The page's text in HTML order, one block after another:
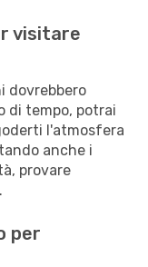
visitare
dovrebbero
di tempo, potrai
l'atmosfera
anche i
provare
per